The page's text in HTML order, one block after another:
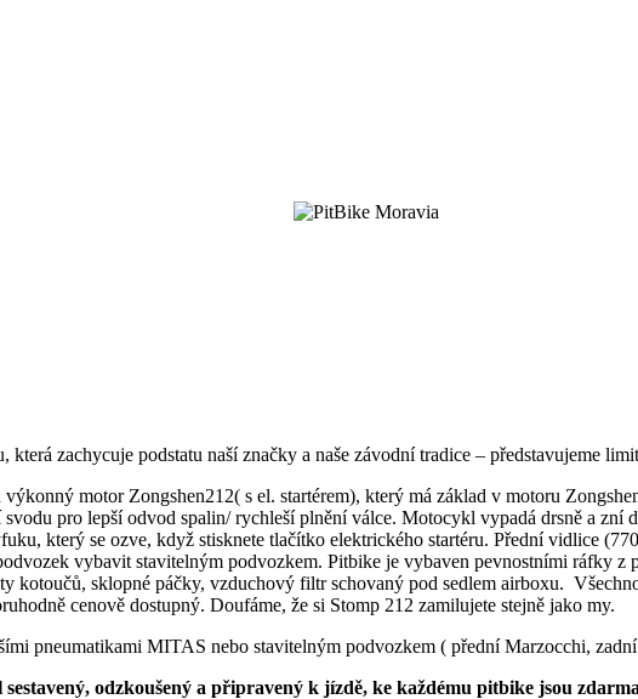
zachycuje podstatu naší značky a naše závodní tradice – představujeme
motor Zongshen212( s el. startérem), který má základ v motoru
pro lepší odvod spalin/ rychleší plnění válce. Motocykl vypadá drsně a zní
který se ozve, když stisknete tlačítko elektrického startéru. Přední vidlice
vybavit stavitelným podvozkem. Pitbike je vybaven pevnostními ráfky
kotoučů, sklopné páčky, vzduchový filtr schovaný pod sedlem airboxu.
cenově dostupný. Doufáme, že si Stomp 212 zamilujete stejně jako my.
pneumatikami MITAS nebo stavitelným podvozkem ( přední Marzocchi,
odzkoušený a připravený k jízdě, ke každému pitbike jsou